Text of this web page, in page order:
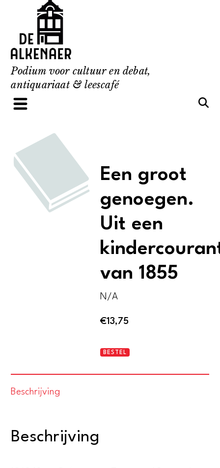
content
Podium voor cultuur en debat,
antiquariaat & leescafé
Een groot
genoegen.
Uit een
van 1855
N/A
€13,75
Een
BESTEL
Beschrijving
Beschrijving